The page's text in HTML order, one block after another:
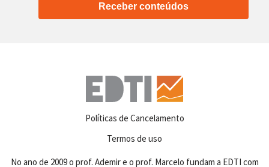
Receber conteúdos
Políticas de Cancelamento
Termos de uso
No ano de 2009 o prof. Ademir e o prof. Marcelo fundam a EDTI com